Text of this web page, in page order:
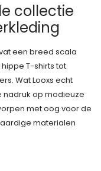
collectie
een breed scala
T-shirts tot
Wat Looxs echt
nadruk op modieuze
met oog voor de
materialen